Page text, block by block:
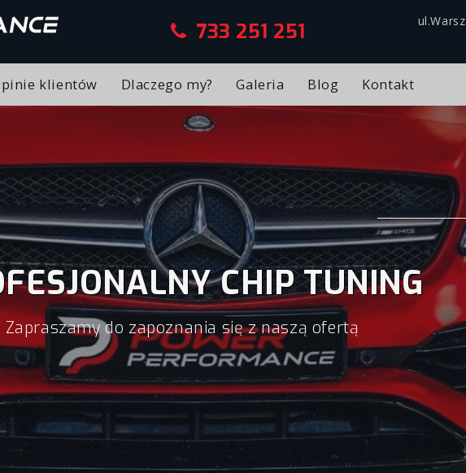
733 251 251
klientów Dlaczego my? Galeria Blog Kontakt
CHIP TUNING
Zapraszamy do zapoznania się z naszą ofertą